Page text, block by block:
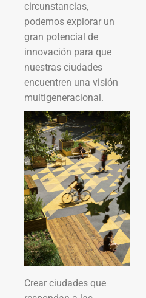
circunstancias,
podemos explorar un
gran potencial de
innovación para que
nuestras ciudades
encuentren una visión
multigeneracional.
Crear ciudades que